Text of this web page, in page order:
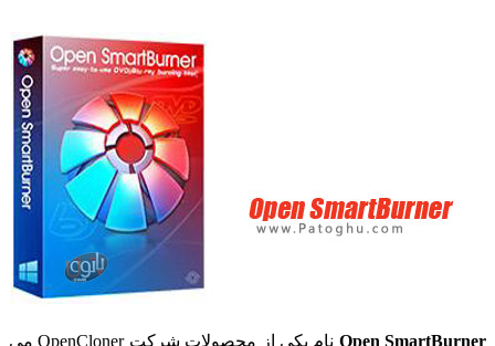
Open
نام یکی از محصولات شرکت OpenCloner می